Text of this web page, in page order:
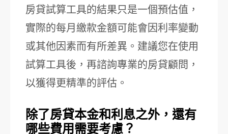
房貸試算工具的結果只是一個預估值，
實際的每月繳款金額可能會因利率變動
或其他因素而有所差異。建議您在使用
試算工具後，再諮詢專業的房貸顧問，
以獲得更精準的評估。
除了房貸本金和利息之外，還有
哪些費用需要考慮？